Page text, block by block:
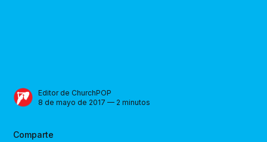
Editor de ChurchPOP
8 de mayo de 2017 — 2 minutos
Comparte